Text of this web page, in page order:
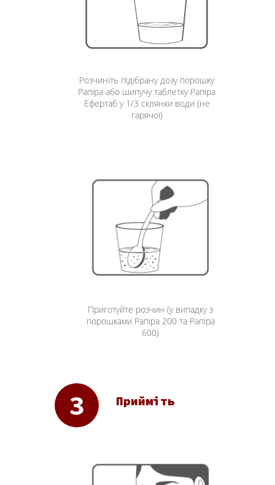
Розчиніть підібрану дозу порошку
Рапіра або шипучу таблетку Рапіра
Ефертаб у 1/3 склянки води (не
гарячої)
Приготуйте розчин (у випадку з
порошками Рапіра 200 та Рапіра
600)
Прийміть